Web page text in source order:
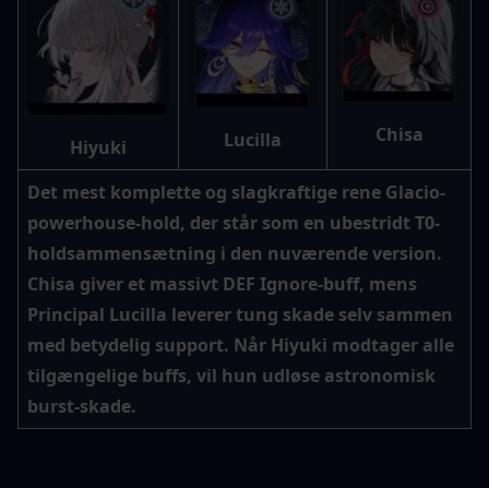
Hiyuki Lucilla Chisa
Det mest komplette og slagkraftige rene Glacio-
powerhouse-hold, der står som en ubestridt T0-
holdsammensætning i den nuværende version.
Chisa giver et massivt DEF Ignore-buff, mens
Principal Lucilla leverer tung skade selv sammen
med betydelig support. Når Hiyuki modtager alle
tilgængelige buffs, vil hun udløse astronomisk
burst-skade.